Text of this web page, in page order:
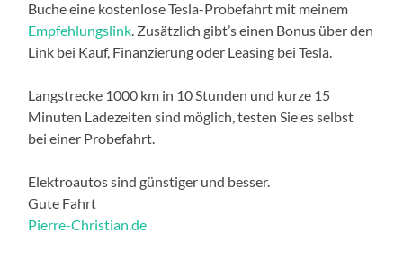
Buche eine kostenlose Tesla-Probefahrt mit meinem
Empfehlungslink . Zusätzlich gibt’s einen Bonus über den
Link bei Kauf, Finanzierung oder Leasing bei Tesla.
Langstrecke 1000 km in 10 Stunden und kurze 15
Minuten Ladezeiten sind möglich, testen Sie es selbst
bei einer Probefahrt.
Elektroautos sind günstiger und besser.
Gute Fahrt
Pierre-Christian.de